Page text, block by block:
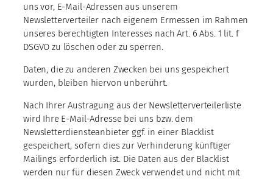
uns vor, E-Mail-Adressen aus unserem
Newsletterverteiler nach eigenem Ermessen im Rahmen
unseres berechtigten Interesses nach Art. 6 Abs. 1 lit. f
DSGVO zu löschen oder zu sperren.
Daten, die zu anderen Zwecken bei uns gespeichert
wurden, bleiben hiervon unberührt.
Nach Ihrer Austragung aus der Newsletterverteilerliste
wird Ihre E-Mail-Adresse bei uns bzw. dem
Newsletterdiensteanbieter ggf. in einer Blacklist
gespeichert, sofern dies zur Verhinderung künftiger
Mailings erforderlich ist. Die Daten aus der Blacklist
werden nur für diesen Zweck verwendet und nicht mit